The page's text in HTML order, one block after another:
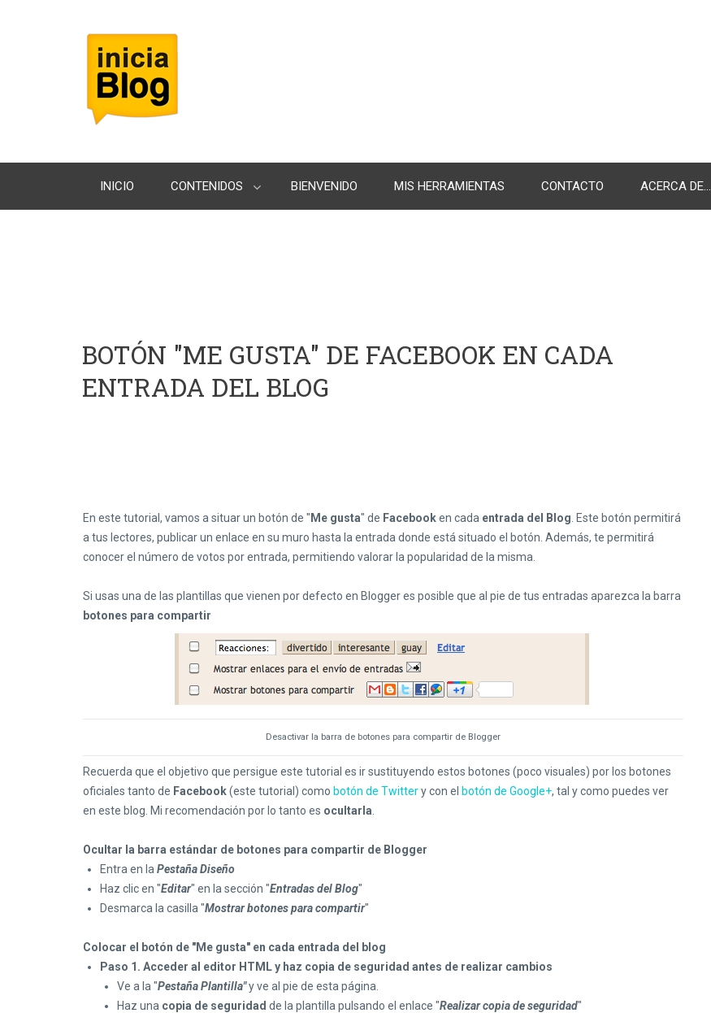
INICIO CONTENIDOS BIENVENIDO MIS HERRAMIENTAS CONTACTO ACERCA DE...
BOTÓN "ME GUSTA" DE FACEBOOK EN CADA
ENTRADA DEL BLOG
En este tutorial, vamos a situar un botón de " Me gusta" de Facebooken cada entrada del Blog . Este botón permitirá
a tus lectores, publicar un enlace en su muro hasta la entrada donde está situado el botón. Además, te permitirá
conocer el número de votos por entrada, permitiendo valorar la popularidad de la misma.
Si usas una de las plantillas que vienen por defecto en Blogger es posible que al pie de tus entradas aparezca la barra
botones para compartir
Desactivar la barra de botones para compartir de Blogger
Recuerda que el objetivo que persigue este tutorial es ir sustituyendo estos botones (poco visuales) por los botones
oficiales tanto de Facebook(este tutorial) como botón de Twittery con el botón de Google+, tal y como puedes ver
en este blog. Mi recomendación por lo tanto es ocultarla
Ocultar la barra estándar de botones para compartir de Blogger
Entra en la Pestaña Diseño
Haz clic en "Editar" en la sección "Entradas del Blog"
Desmarca la casilla "Mostrar botones para compartir"
Colocar el botón de "Me gusta" en cada entrada del blog
Paso 1. Acceder al editor HTML y haz copia de seguridad antes de realizar cambios
Ve a la "PestañaPlantilla"y ve al pie de esta página.
Haz una copia de seguridad de la plantilla pulsando el enlace "Realizar copia de seguridad"